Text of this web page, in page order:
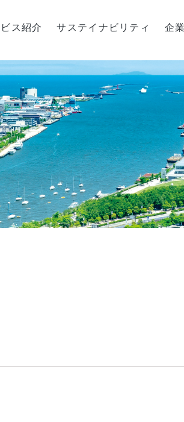
ス紹介 サステイナビリティ 企